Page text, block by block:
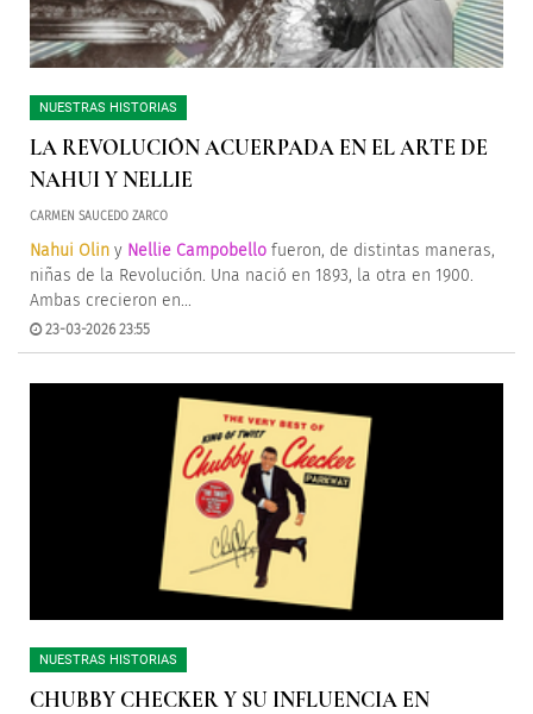
NUESTRAS HISTORIAS
LA REVOLUCIÓN ACUERPADA EN EL ARTE DE
NAHUI Y NELLIE
CARMEN SAUCEDO ZARCO
Nahui Olin y Nellie Campobello fueron, de distintas maneras,
niñas de la Revolución. Una nació en 1893, la otra en 1900.
Ambas crecieron en...
23-03-2026 23:55
NUESTRAS HISTORIAS
CHUBBY CHECKER Y SU INFLUENCIA EN